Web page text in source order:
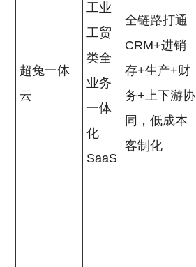
超兔一体
云
工业
工贸
类全
业务
一体
化
SaaS
全链路打通
CRM+进销
存+生产+财
务+上下游协
同，低成本
客制化